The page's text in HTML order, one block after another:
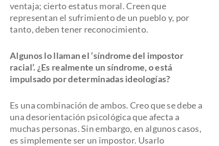
ventaja; cierto estatus moral. Creen que
representan el sufrimiento de un pueblo y, por
tanto, deben tener reconocimiento.
Algunos lo llaman el ‘síndrome del impostor
racial’. ¿Es realmente un síndrome, o está
impulsado por determinadas ideologías?
Es una combinación de ambos. Creo que se debe a
una desorientación psicológica que afecta a
muchas personas. Sin embargo, en algunos casos,
es simplemente ser un impostor. Usarlo